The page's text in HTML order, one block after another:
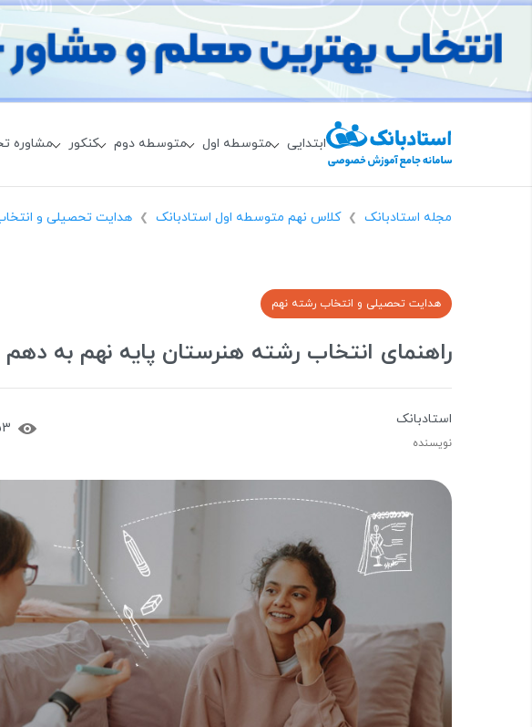
ابتدایی متوسطه اول متوسطه دوم کنکور مشاوره
مجله استادبانک ❯ کلاس نهم متوسطه اول استادبانک ❯ هدایت تحصیلی و
هدایت تحصیلی و انتخاب رشته نهم
راهنمای انتخاب رشته هنرستان پایه نهم به
استادبانک
نویسنده